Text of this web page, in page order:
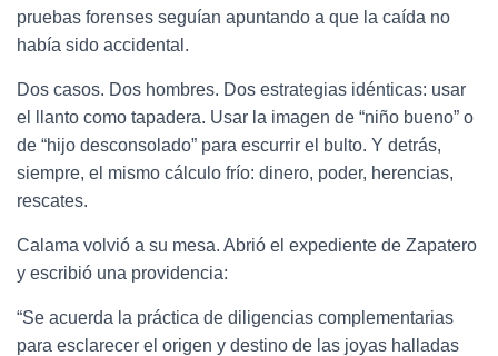
pruebas forenses seguían apuntando a que la caída no
había sido accidental.
Dos casos. Dos hombres. Dos estrategias idénticas: usar
el llanto como tapadera. Usar la imagen de “niño bueno” o
de “hijo desconsolado” para escurrir el bulto. Y detrás,
siempre, el mismo cálculo frío: dinero, poder, herencias,
rescates.
Calama volvió a su mesa. Abrió el expediente de Zapatero
y escribió una providencia:
“Se acuerda la práctica de diligencias complementarias
para esclarecer el origen y destino de las joyas halladas